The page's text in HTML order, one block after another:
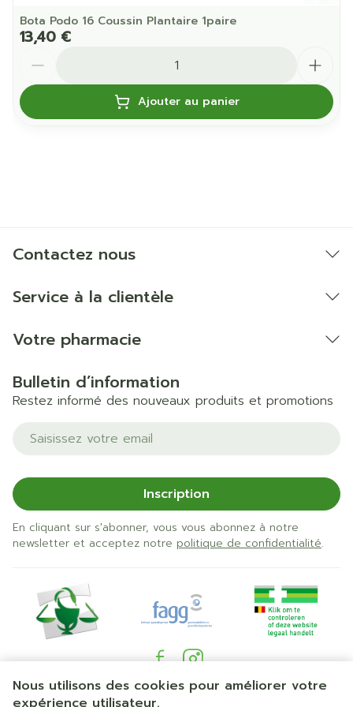
Nous utilisons des cookies pour améliorer votre
expérience utilisateur.
Bota Podo 16 Coussin Plantaire 1paire
13,40 €
Ajouter au panier
Contactez nous
Service à la clientèle
Votre pharmacie
Bulletin d’information
Restez informé des nouveaux produits et promotions
Adresse mail
Inscription
En cliquant sur s'abonner, vous vous abonnez à notre
newsletter et acceptez notre politique de confidentialité.
Liens légaux